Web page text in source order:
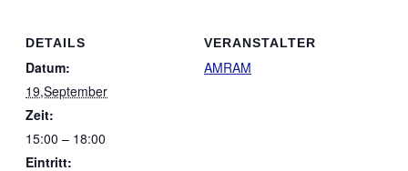
DETAILS
Datum:
19,September
Zeit:
15:00 – 18:00
Eintritt:
VERANSTALTER
AMRAM